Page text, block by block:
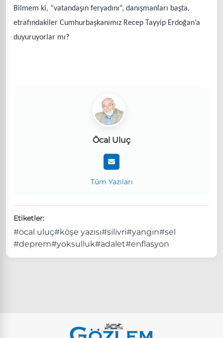
Bilmem ki, “vatandaşın feryadını”, danışmanları başta,
etrafındakiler Cumhurbaşkanımız Recep Tayyip Erdoğan’a
duyuruyorlar mı?
Öcal Uluç
Tüm Yazıları
Etiketler:
#öcal uluç#köşe yazısı#silivri#yangın#sel
#deprem#yoksulluk#adalet#enflasyon